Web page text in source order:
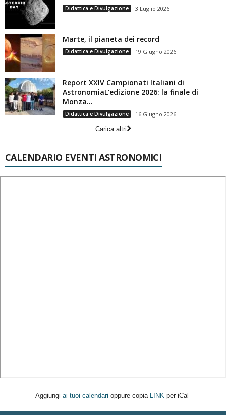
Didattica e Divulgazione 3 Luglio 2026
Marte, il pianeta dei record
Didattica e Divulgazione 19 Giugno 2026
Report XXIV Campionati Italiani di
AstronomiaL'edizione 2026: la finale di
Monza...
Didattica e Divulgazione
16 Giugno 2026
Carica altri
CALENDARIO EVENTI ASTRONOMICI
Aggiungi ai tuoi calendari oppure copia LINK per iCal